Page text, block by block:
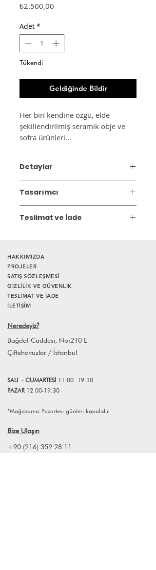
₺2.500,00
Adet *
Tükendi
Geldiğinde Bildir
Her biri kendine özgü, elde
şekillendirilmiş seramik obje ve
sofra ürünleri...
Detaylar
Boyut: Çap 28,5 cm
Elle şekillendirme
Bulaşık makinesinde yıkanabilir.
Tasarımcı
2004 yılında Ayten Turanlı Pi Seramik
sürdürmektedir.
Teslimat ve İade
HAKKIMIZDA
PROJELER
SATIŞ SÖZLEŞMESİ
GİZLİLİK VE GÜVENLİK
TESLİMAT VE İADE
İLETİŞİM
Neredeyiz?
Bağdat Caddesi, No:210 E
Çiftehavuzlar / İstanbul
SALI - CUMARTESİ 11.00 -19.30
PAZAR 12.00-19.30
*Mağazamız Pazartesi günleri kapalıdır.
Bize Ulaşın
+90 (216) 359 28 11